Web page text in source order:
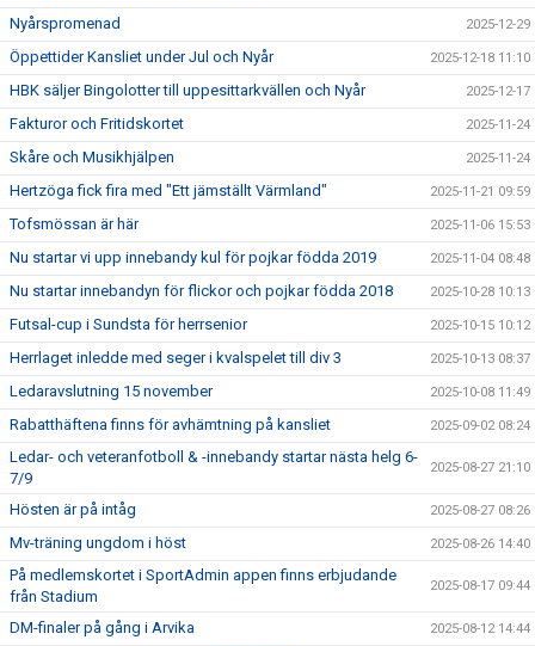
Nyårspromenad 2025-12-29
Öppettider Kansliet under Jul och Nyår 2025-12-18 11:10
HBK säljer Bingolotter till uppesittarkvällen och Nyår 2025-12-17
Fakturor och Fritidskortet 2025-11-24
Skåre och Musikhjälpen 2025-11-24
Hertzöga fick fira med "Ett jämställt Värmland" 2025-11-21 09:59
Tofsmössan är här 2025-11-06 15:53
Nu startar vi upp innebandy kul för pojkar födda 2019 2025-11-04 08:48
Nu startar innebandyn för flickor och pojkar födda 2018 2025-10-28 10:13
Futsal-cup i Sundsta för herrsenior 2025-10-15 10:12
Herrlaget inledde med seger i kvalspelet till div 3 2025-10-13 08:37
Ledaravslutning 15 november 2025-10-08 11:49
Rabatthäftena finns för avhämtning på kansliet 2025-09-02 08:24
Ledar- och veteranfotboll & -innebandy startar nästa helg 6-
7/9
2025-08-27 21:10
Hösten är på intåg 2025-08-27 08:26
Mv-träning ungdom i höst 2025-08-26 14:40
På medlemskortet i SportAdmin appen finns erbjudande
från Stadium
2025-08-17 09:44
DM-finaler på gång i Arvika 2025-08-12 14:44